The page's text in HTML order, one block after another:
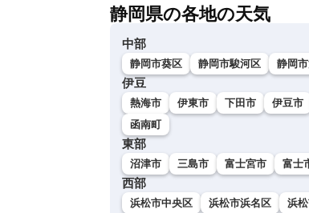
静岡県の各地の天気
中部
静岡市葵区 静岡市駿河区 静岡
伊豆
熱海市 伊東市 下田市 伊豆市
函南町
東部
沼津市 三島市 富士宮市 富士
西部
浜松市中央区 浜松市浜名区 浜